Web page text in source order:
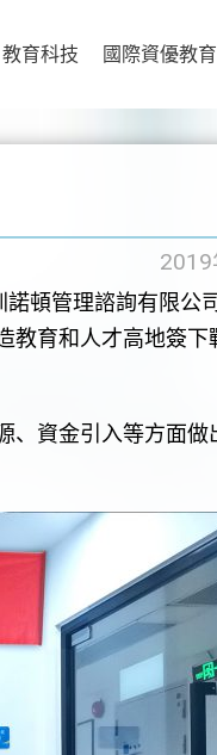
教育科技 國際資優教
2019
頓管理諮詢有限公
教育和人才高地簽下
資金引入等方面做